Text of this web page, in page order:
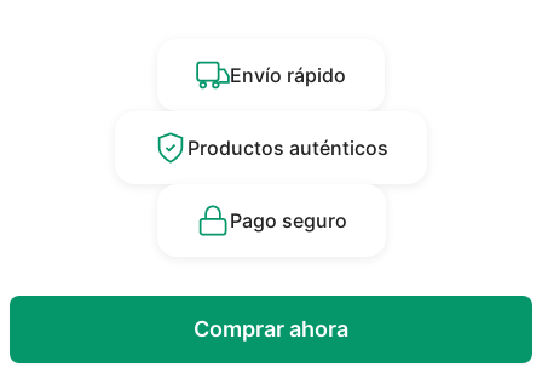
Envío rápido
Productos auténticos
Pago seguro
Comprar ahora